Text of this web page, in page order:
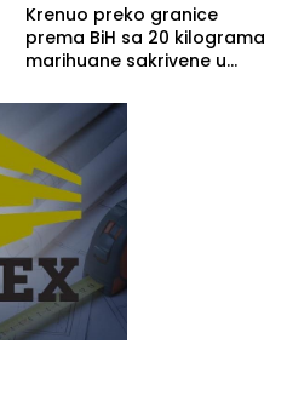
Krenuo preko granice
prema BiH sa 20 kilograma
marihuane sakrivene u